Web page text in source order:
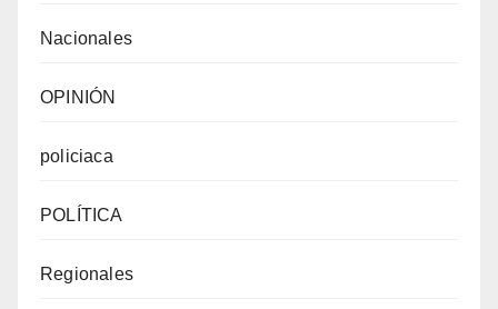
Nacionales
OPINIÓN
policiaca
POLÍTICA
Regionales